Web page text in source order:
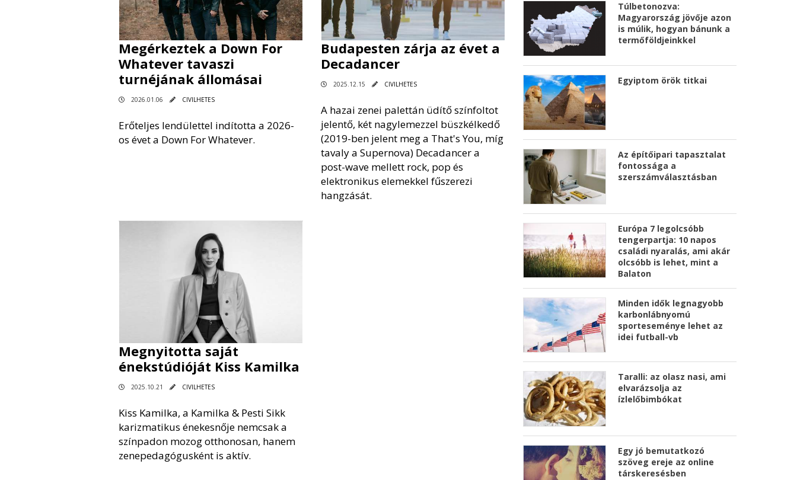
Megérkeztek a Down For
Whatever tavaszi
turnéjának állomásai
2026.01.06 CIVILHETES
Erőteljes lendülettel indította a 2026-
os évet a Down For Whatever.
Budapesten zárja az évet a
Decadancer
2025.12.15 CIVILHETES
A hazai zenei palettán üdítő színfoltot
jelentő, két nagylemezzel büszkélkedő
(2019-ben jelent meg a That's You, míg
tavaly a Supernova) Decadancer a
post-wave mellett rock, pop és
elektronikus elemekkel fűszerezi
hangzását.
Megnyitotta saját
énekstúdióját Kiss Kamilka
2025.10.21 CIVILHETES
Kiss Kamilka, a Kamilka & Pesti Sikk
karizmatikus énekesnője nemcsak a
színpadon mozog otthonosan, hanem
zenepedagógusként is aktív.
Túlbetonozva:
Magyarország jövője azon
is múlik, hogyan bánunk a
termőföldjeinkkel
Egyiptom örök titkai
Az építőipari tapasztalat
fontossága a
szerszámválasztásban
Európa 7 legolcsóbb
tengerpartja: 10 napos
családi nyaralás, ami akár
olcsóbb is lehet, mint a
Balaton
Minden idők legnagyobb
karbonlábnyomú
sporteseménye lehet az
idei futball-vb
Taralli: az olasz nasi, ami
elvarázsolja az
ízlelőbimbókat
Egy jó bemutatkozó
szöveg ereje az online
társkeresésben